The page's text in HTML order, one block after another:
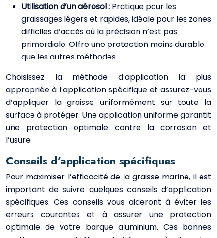
Utilisation d’un aérosol : Pratique pour les
graissages légers et rapides, idéale pour les zones
difficiles d’accès où la précision n’est pas
primordiale. Offre une protection moins durable
que les autres méthodes.
Choisissez la méthode d’application la plus
appropriée à l’application spécifique et assurez-vous
d’appliquer la graisse uniformément sur toute la
surface à protéger. Une application uniforme garantit
une protection optimale contre la corrosion et
l’usure.
Conseils d’application spécifiques
Pour maximiser l’efficacité de la graisse marine, il est
important de suivre quelques conseils d’application
spécifiques. Ces conseils vous aideront à éviter les
erreurs courantes et à assurer une protection
optimale de votre barque aluminium. Ces bonnes